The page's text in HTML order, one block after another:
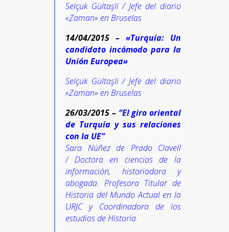
Selçuk Gültaşli / Jefe del diario
«Zaman» en Bruselas
14/04/2015 – «Turquía: Un
candidato incómodo para la
Unión Europea»
Selçuk Gültaşli / Jefe del diario
«Zaman» en Bruselas
26/03/2015 – “El giro oriental
de Turquía y sus relaciones
con la UE”
Sara Núñez de Prado Clavell
/ Doctora en ciencias de la
información, historiadora y
abogada. Profesora Titular de
Historia del Mundo Actual en la
URJC y Coordinadora de los
estudios de Historia